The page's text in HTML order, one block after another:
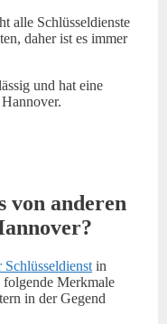
alle Schlüsseldienste
daher ist es immer
und hat eine
von anderen
in
Merkmale
in der Gegend